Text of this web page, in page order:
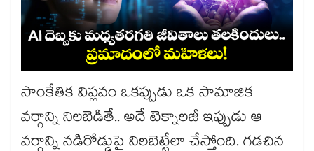
సాంకేతిక విప్లవం ఒకప్పుడు ఒక సామాజిక
వర్గాన్ని నిలబెడితే.. అదే టెక్నాలజీ ఇప్పుడు ఆ
వర్గాన్ని నడిరోడ్డుపై నిలబెట్టేలా చేస్తోంది. గడచిన